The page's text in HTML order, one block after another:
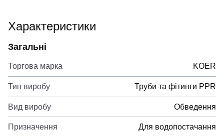
Характеристики
Загальні
Торгова марка KOER
Тип виробу Труби та фітинги PPR
Вид виробу Обведення
Призначення Для водопостачання